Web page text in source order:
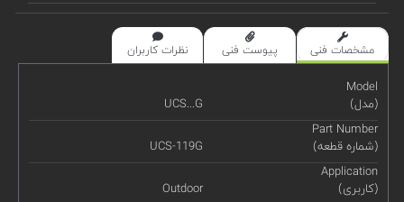
مشخصات فنی پیوست فنی نظرات کاربران
Model
(مدل)
UCS...G
Part Number
(شماره قطعه)
UCS-119G
Application
(کاربری)
Outdoor